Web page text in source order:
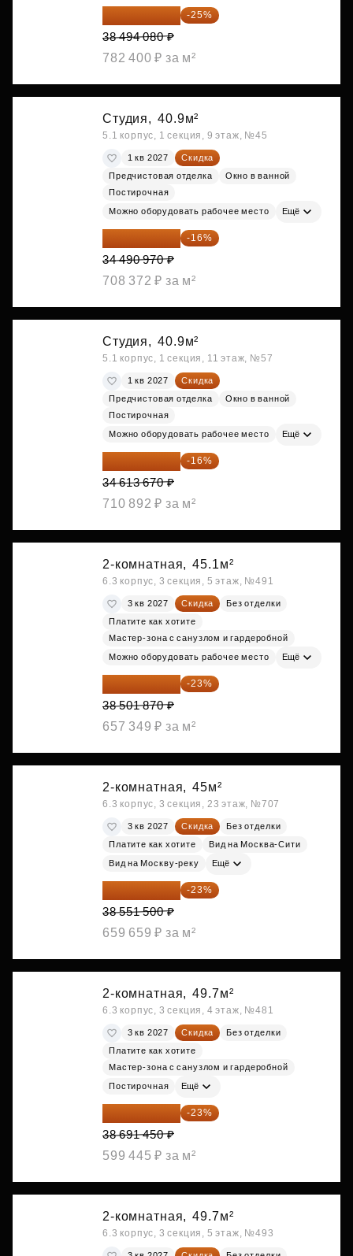
28 870 560 ₽ -25%
38 494 080 ₽
782 400 ₽ за м²
Студия, 40.9м²
5.1 корпус, 1 секция, 9 этаж, №45
1 кв 2027
Скидка
Предчистовая отделка
Окно в ванной
Постирочная
Можно оборудовать рабочее место Ещё
28 972 415 ₽ -16%
34 490 970 ₽
708 372 ₽ за м²
Студия, 40.9м²
5.1 корпус, 1 секция, 11 этаж, №57
1 кв 2027
Скидка
Предчистовая отделка
Окно в ванной
Постирочная
Можно оборудовать рабочее место Ещё
29 075 483 ₽ -16%
34 613 670 ₽
710 892 ₽ за м²
2-комнатная, 45.1м²
6.3 корпус, 3 секция, 5 этаж, №491
3 кв 2027 Скидка
Без отделки
Платите как хотите
Мастер-зона с санузлом и гардеробной
Можно оборудовать рабочее место Ещё
29 646 440 ₽ -23%
38 501 870 ₽
657 349 ₽ за м²
2-комнатная, 45м²
6.3 корпус, 3 секция, 23 этаж, №707
3 кв 2027 Скидка
Без отделки
Платите как хотите
Вид на Москва-Сити
Вид на Москву-реку Ещё
29 684 655 ₽ -23%
38 551 500 ₽
659 659 ₽ за м²
2-комнатная, 49.7м²
6.3 корпус, 3 секция, 4 этаж, №481
3 кв 2027 Скидка
Без отделки
Платите как хотите
Мастер-зона с санузлом и гардеробной
Постирочная Ещё
29 792 417 ₽ -23%
38 691 450 ₽
599 445 ₽ за м²
2-комнатная, 49.7м²
6.3 корпус, 3 секция, 5 этаж, №493